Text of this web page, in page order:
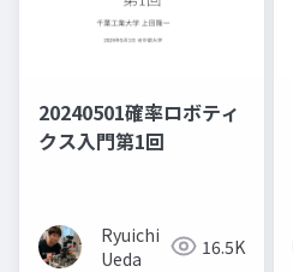
20240501確率ロボティ
クス入門第1回
Ryuichi
Ueda
16.5K